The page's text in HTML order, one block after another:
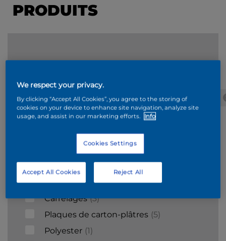
PRODUITS
Béton
cellulaire
ciment Briques
Béton 4
Carrelages 3
Plaques de carton-plâtres 5
Polyester 1
We respect your privacy.
By clicking “Accept All Cookies”, you agree to the storing of
cookies on your device to enhance site navigation, analyze site
usage, and assist in our marketing efforts.
Info
Cookies Settings
Reject All
Accept All Cookies